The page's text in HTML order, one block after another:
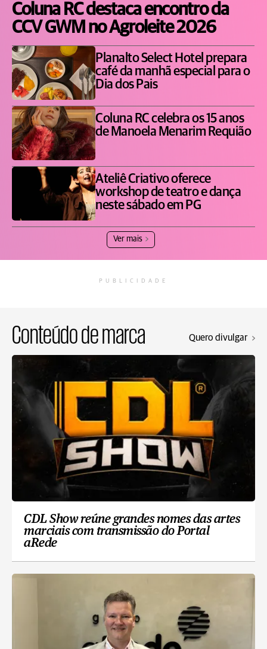
Coluna RC destaca encontro da
CCV GWM no Agroleite 2026
Planalto Select Hotel prepara
café da manhã especial para o
Dia dos Pais
Coluna RC celebra os 15 anos
de Manoela Menarim Requião
Ateliê Criativo oferece
workshop de teatro e dança
neste sábado em PG
Ver mais
PUBLICIDADE
Conteúdo de marca Quero divulgar
CDL Show reúne grandes nomes das artes
marciais com transmissão do Portal
aRede